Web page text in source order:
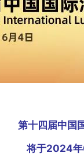
第十四届中国
将于2024年